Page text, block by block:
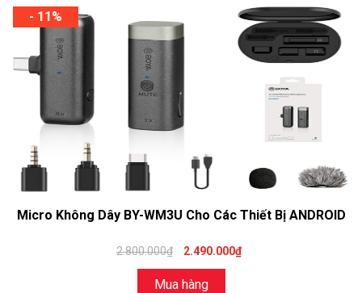
- 11%
Micro Không Dây BY-WM3U Cho Các Thiết Bị ANDROID
2.800.000₫ 2.490.000₫
Mua hàng